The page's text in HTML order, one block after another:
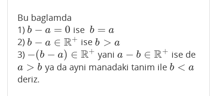
Bu baglamda
1) b − a = 0
b −a =0 ise b = a
b =a
2) b − a ∈ R+
b −a ∈R+ ise b > a
b >a
3) −(b − a) ∈ R+
−(b− a)∈R+ yania − b ∈ R+
a−b∈R+ ise de
a > b
a> b ya da ayni manadaki tanim ile b < a
b <a
deriz.